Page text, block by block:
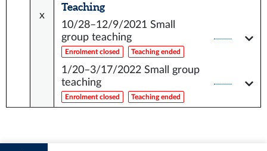
x
Teaching
10/28–12/9/2021 Small
group teaching
Enrolment closed Teaching ended
1/20–3/17/2022 Small group
teaching
Enrolment closed Teaching ended